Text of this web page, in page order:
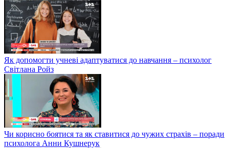
Як допомогти учневі адаптуватися до навчання – психолог
Світлана Ройз
Чи корисно боятися та як ставитися до чужих страхів – поради
психолога Анни Кушнерук